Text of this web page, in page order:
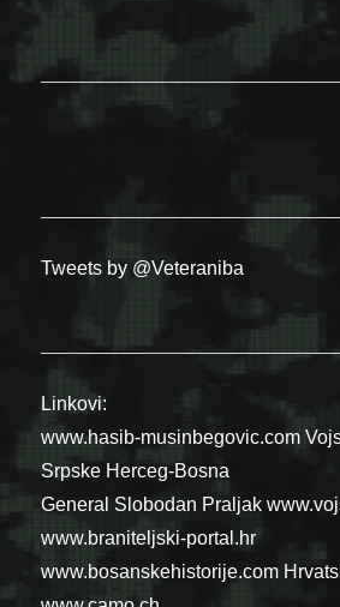
Tweets by @Veteraniba
Linkovi:
www.hasib-musinbegovic.com
Srpske Herceg-Bosna
General Slobodan Praljak
www.braniteljski-portal.hr
www.bosanskehistorije.com